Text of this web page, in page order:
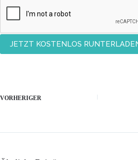
VORHERIGER